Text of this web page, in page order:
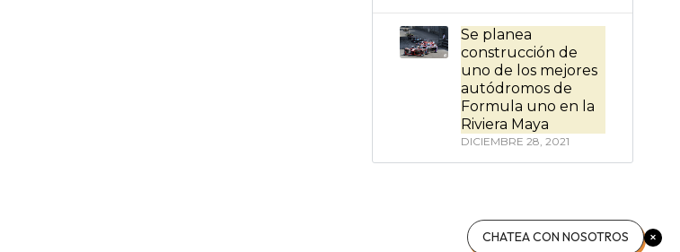
Se planea
construcción de
uno de los mejores
autódromos de
Formula uno en la
Riviera Maya
DICIEMBRE 28, 2021
CHATEA CON NOSOTROS